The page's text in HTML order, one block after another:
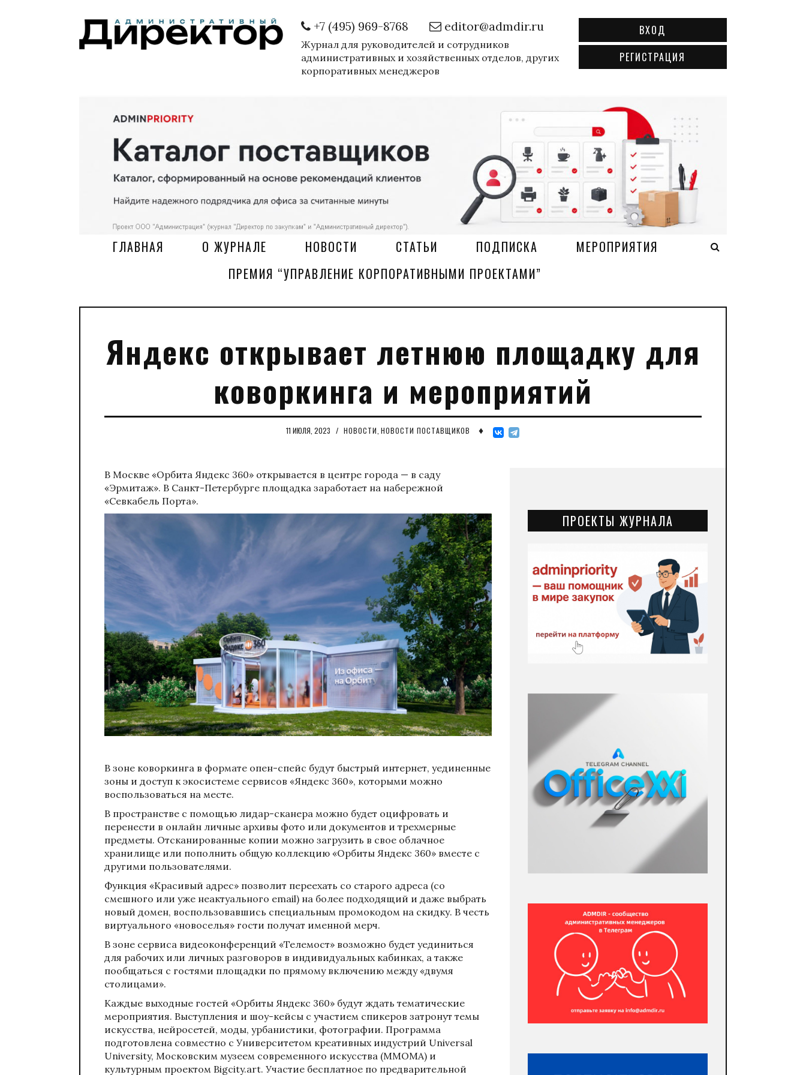
+7 (495) 969-8768 editor@admdir.ru
Журнал для руководителей и сотрудников
административных и хозяйственных отделов, других
корпоративных менеджеров
ВХОД
РЕГИСТРАЦИЯ
ГЛАВНАЯ О ЖУРНАЛЕ НОВОСТИ СТАТЬИ ПОДПИСКА
МЕРОПРИЯТИЯ
ПРЕМИЯ “УПРАВЛЕНИЕ КОРПОРАТИВНЫМИ ПРОЕКТАМИ”
Яндекс открывает летнюю площадку для
коворкинга и мероприятий
11 ИЮЛЯ, 2023 / НОВОСТИ НОВОСТИ ПОСТАВЩИКОВ ♦
В Москве «Орбита Яндекс 360» открывается в центре города — в саду
«Эрмитаж». В Санкт-Петербурге площадка заработает на набережной
«Севкабель Порта».
В зоне коворкинга в формате опен-спейс будут быстрый интернет, уединенные
зоны и доступ к экосистеме сервисов «Яндекс 360», которыми можно
воспользоваться на месте.
В пространстве с помощью лидар-сканера можно будет оцифровать и
перенести в онлайн личные архивы фото или документов и трехмерные
предметы. Отсканированные копии можно загрузить в свое облачное
хранилище или пополнить общую коллекцию «Орбиты Яндекс 360» вместе с
другими пользователями.
Функция «Красивый адрес» позволит переехать со старого адреса (со
смешного или уже неактуального email) на более подходящий и даже выбрать
новый домен, воспользовавшись специальным промокодом на скидку. В честь
виртуального «новоселья» гости получат именной мерч.
В зоне сервиса видеоконференций «Телемост» возможно будет уединиться
для рабочих или личных разговоров в индивидуальных кабинках, а также
пообщаться с гостями площадки по прямому включению между «двумя
столицами».
Каждые выходные гостей «Орбиты Яндекс 360» будут ждать тематические
мероприятия. Выступления и шоу-кейсы с участием спикеров затронут темы
искусства, нейросетей, моды, урбанистики, фотографии. Программа
подготовлена совместно с Университетом креативных индустрий Universal
University, Московским музеем современного искусства (ММОМА) и
культурным проектом Bigcity.art. Участие бесплатное по предварительной
ПРОЕКТЫ ЖУРНАЛА